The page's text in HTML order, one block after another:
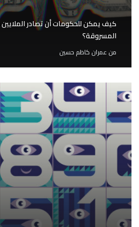
كيف يمكن للحكومات أن تصادر
المسروقة؟
من عمران كاظم حسين